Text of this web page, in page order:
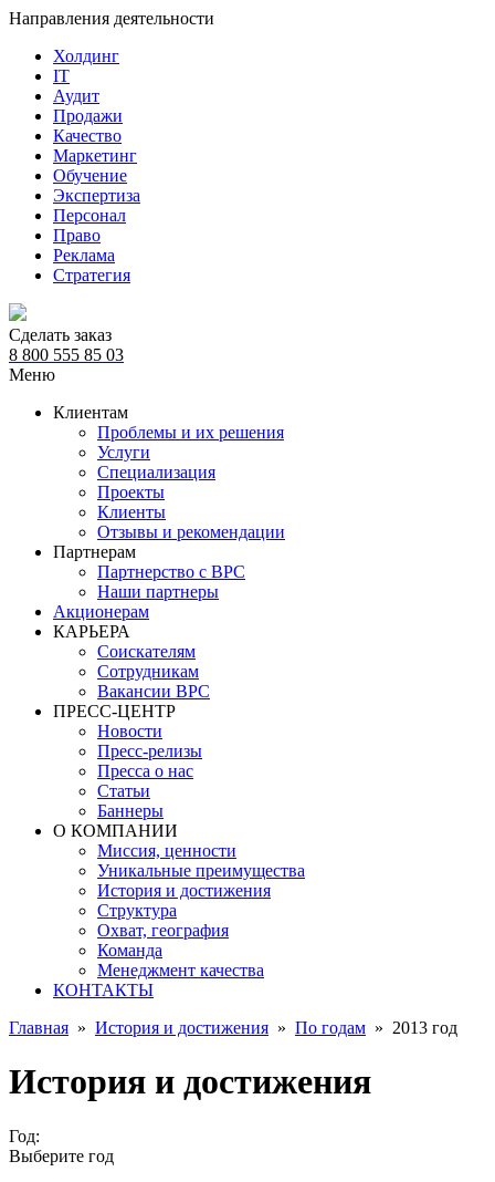
Направления деятельности
Холдинг
IT
Аудит
Продажи
Качество
Маркетинг
Обучение
Экспертиза
Персонал
Право
Реклама
Стратегия
Сделать заказ
8 800 555 85 03
Меню
Клиентам
Проблемы и их решения
Услуги
Специализация
Проекты
Клиенты
Отзывы и рекомендации
Партнерам
Партнерство с BPC
Наши партнеры
Акционерам
КАРЬЕРА
Соискателям
Сотрудникам
Вакансии BPC
ПРЕСС-ЦЕНТР
Новости
Пресс-релизы
Пресса о нас
Статьи
Баннеры
О КОМПАНИИ
Миссия, ценности
Уникальные преимущества
История и достижения
Структура
Охват, география
Команда
Менеджмент качества
КОНТАКТЫ
Главная » История и достижения » По годам » 2013 год
История и достижения
Год:
Выберите год